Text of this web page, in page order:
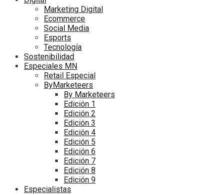
Marketing Digital
Ecommerce
Social Media
Esports
Tecnología
Sostenibilidad
Especiales MN
Retail Especial
ByMarketeers
By Marketeers
Edición 1
Edición 2
Edición 3
Edición 4
Edición 5
Edición 6
Edición 7
Edición 8
Edición 9
Especialistas